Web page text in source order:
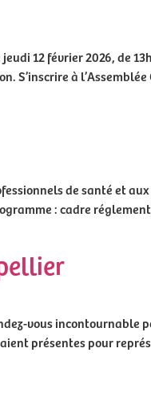
12 février 2026, de
S’inscrire à
de santé et
: cadre
vous incontournable
présentes pour